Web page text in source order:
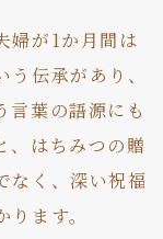
婦が1か月間は
伝承があり、
言葉の語源にも
、はちみつの贈
なく、深い祝福
ます。